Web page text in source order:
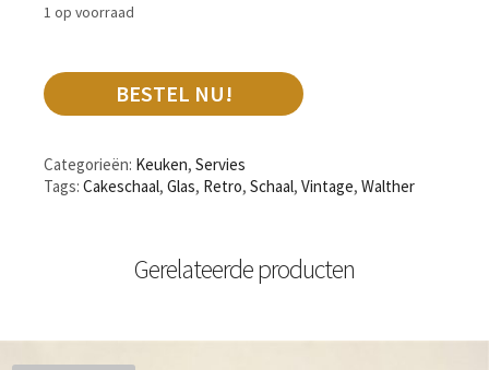
1 op voorraad
BESTEL NU!
Categorieën: Keuken, Servies
Tags: Cakeschaal, Glas, Retro, Schaal, Vintage, Walther
Gerelateerde producten